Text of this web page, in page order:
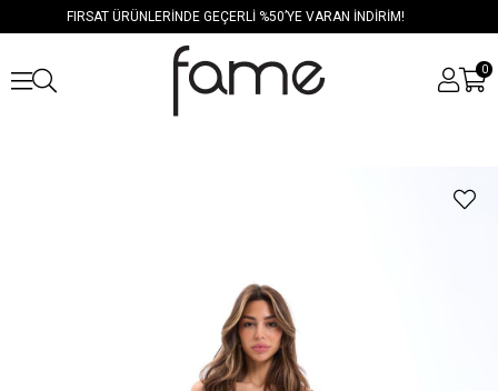
FIRSAT ÜRÜNLERİNDE GEÇERLİ %50’YE VARAN İNDİRİM!
0